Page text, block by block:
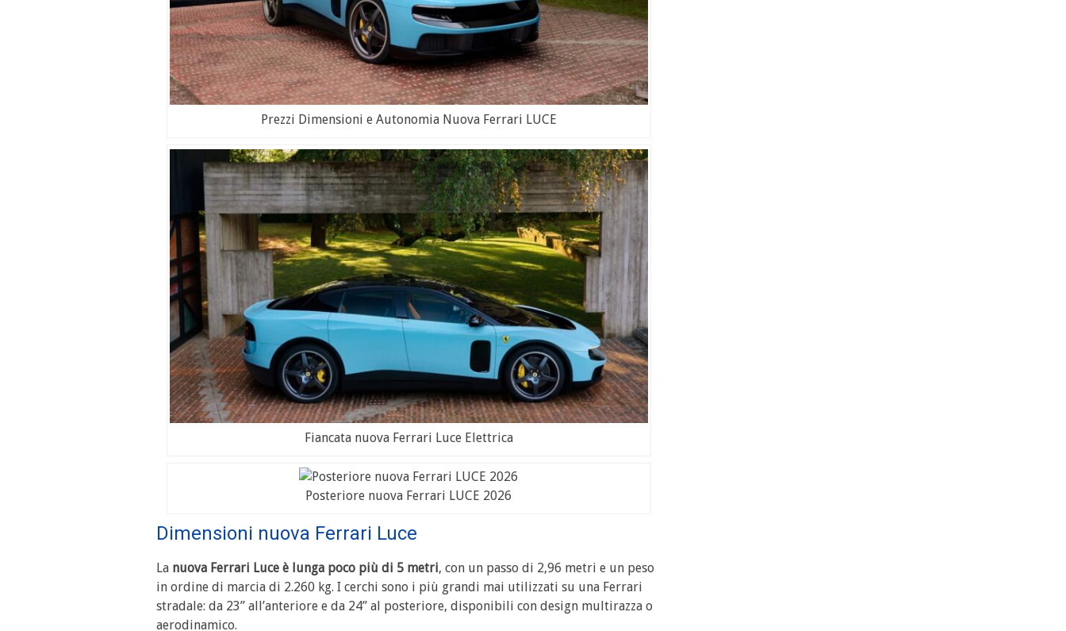
Prezzi Dimensioni e Autonomia Nuova Ferrari LUCE
Fiancata nuova Ferrari Luce Elettrica
Posteriore nuova Ferrari LUCE 2026
Dimensioni nuova Ferrari Luce
La nuova Ferrari Luce è lunga poco più di 5 metri, con un passo di 2,96 metri e un peso
in ordine di marcia di 2.260 kg. I cerchi sono i più grandi mai utilizzati su una Ferrari
stradale: da 23” all’anteriore e da 24” al posteriore, disponibili con design multirazza o
aerodinamico.